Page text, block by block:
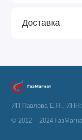
Доставка
ИП Павлова Е.Н.,
© 2012 – 2024